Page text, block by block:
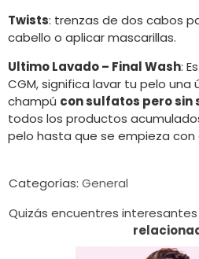
Twists: trenzas de dos cabos
cabello o aplicar mascarillas.
Ultimo Lavado – Final Wash:
CGM, significa lavar tu pelo una
champú con sulfatos pero sin
todos los productos
pelo hasta que se empieza
Categorías: General
Quizás encuentres